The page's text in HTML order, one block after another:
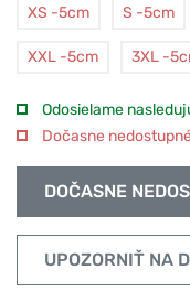
XS -5cm S -5cm
XXL -5cm 3XL -
Odosielame
Dočasne
DOČASNE